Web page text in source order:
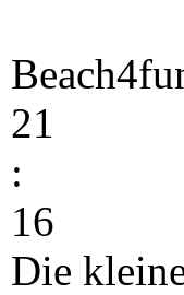
21
:
16
Die